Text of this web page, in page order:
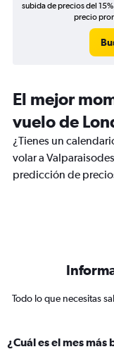
subida de precios del
precio
El mejor
vuelo de
¿Tienes un
volar a
predicción de
Todo lo que necesitas
¿Cuál es el mes